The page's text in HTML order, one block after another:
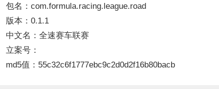
包名：com.formula.racing.league.road
版本：0.1.1
中文名：全速赛车联赛
立案号：
md5值：55c32c6f1777ebc9c2d0d2f16b80bacb